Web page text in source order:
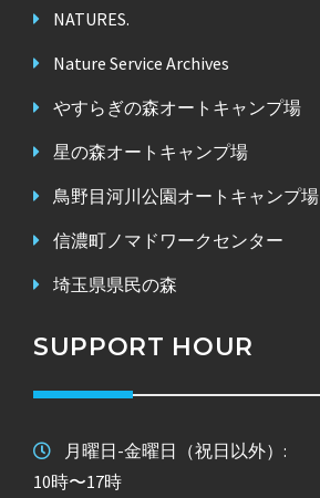
NATURES.
Nature Service Archives
やすらぎの森オートキャンプ場
星の森オートキャンプ場
鳥野目河川公園オートキャンプ場
信濃町ノマドワークセンター
埼玉県県民の森
SUPPORT HOUR
月曜日-金曜日（祝日以外）:
10時〜17時